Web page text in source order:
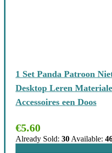
1 Set Panda Patroon
Desktop Leren
Accessoires een Doos
€5.60
Already Sold: 30 Available: